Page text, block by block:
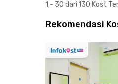
1 - 30 dari 130 Kost
Rekomendasi